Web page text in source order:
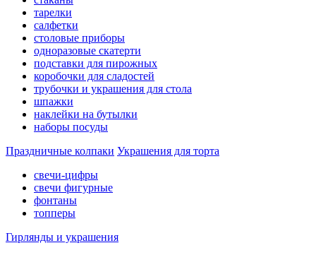
тарелки
салфетки
столовые приборы
одноразовые скатерти
подставки для пирожных
коробочки для сладостей
трубочки и украшения для стола
шпажки
наклейки на бутылки
наборы посуды
Праздничные колпаки Украшения для торта
свечи-цифры
свечи фигурные
фонтаны
топперы
Гирлянды и украшения